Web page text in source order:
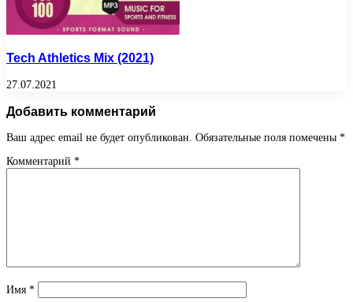
Tech Athletics Mix (2021)
27.07.2021
Добавить комментарий
Ваш адрес email не будет опубликован. Обязательные поля помечены *
Комментарий *
Имя *